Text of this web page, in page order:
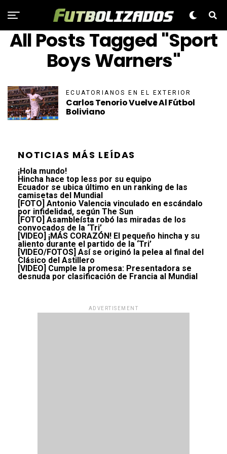
All Posts Tagged "Sport
Boys Warners"
ECUATORIANOS EN EL EXTERIOR
Carlos Tenorio Vuelve Al Fútbol
Boliviano
NOTICIAS MÁS LEÍDAS
¡Hola mundo!
Hincha hace top less por su equipo
Ecuador se ubica último en un ranking de las
camisetas del Mundial
[FOTO] Antonio Valencia vinculado en escándalo
por infidelidad, según The Sun
[FOTO] Asambleísta robó las miradas de los
convocados de la ‘Tri’
[VIDEO] ¡MÁS CORAZÓN! El pequeño hincha y su
aliento durante el partido de la ‘Tri’
[VIDEO/FOTOS] Así se originó la pelea al final del
Clásico del Astillero
[VIDEO] Cumple la promesa: Presentadora se
desnuda por clasificación de Francia al Mundial
ADVERTISEMENT